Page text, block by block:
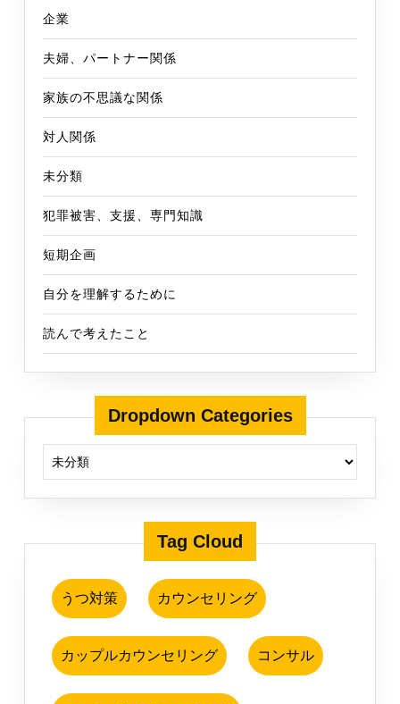
企業
夫婦、パートナー関係
家族の不思議な関係
対人関係
未分類
犯罪被害、支援、専門知識
短期企画
自分を理解するために
読んで考えたこと
Dropdown Categories
Tag Cloud
うつ対策 カウンセリング
カップルカウンセリング コンサル